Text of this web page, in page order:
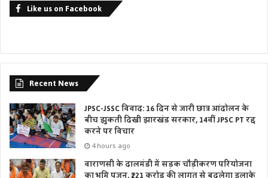
Like us on Facebook
Recent News
JPSC-JSSC विवाद: 16 दिन से जारी छात्र आंदोलन के
बीच झुकती दिखी झारखंड सरकार, 14वीं JPSC PT रद्द
करने पर विचार
4 hours ago
वाराणसी के दालमंडी में सड़क चौड़ीकरण परियोजना